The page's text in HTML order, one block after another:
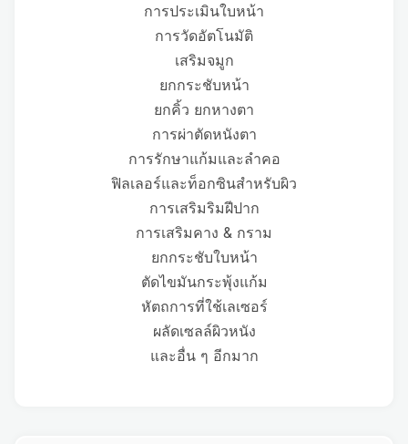
การประเมินใบหน้า
การวัดอัตโนมัติ
เสริมจมูก
ยกกระชับหน้า
ยกคิ้ว ยกหางตา
การผ่าตัดหนังตา
การรักษาแก้มและลำคอ
ฟิลเลอร์และท็อกซินสำหรับผิว
การเสริมริมฝีปาก
การเสริมคาง & กราม
ยกกระชับใบหน้า
ตัดไขมันกระพุ้งแก้ม
หัตถการที่ใช้เลเซอร์
ผลัดเซลล์ผิวหนัง
และอื่น ๆ อีกมาก